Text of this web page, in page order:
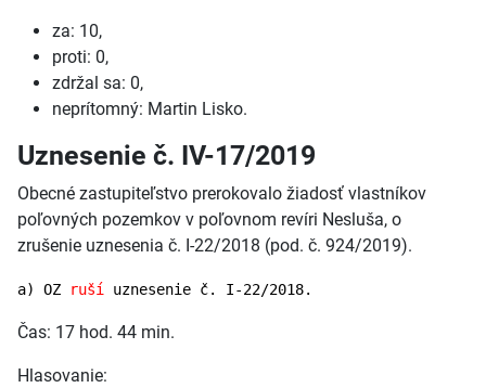
za: 10,
proti: 0,
zdržal sa: 0,
neprítomný: Martin Lisko.
Uznesenie č. IV-17/2019
Obecné zastupiteľstvo prerokovalo žiadosť vlastníkov
poľovných pozemkov v poľovnom revíri Nesluša, o
zrušenie uznesenia č. I-22/2018 (pod. č. 924/2019).
a) OZ ruší uznesenie č. I-22/2018.
Čas: 17 hod. 44 min.
Hlasovanie: